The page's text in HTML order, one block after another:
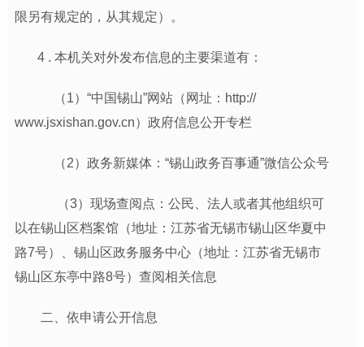
限另有规定的，从其规定）。
4 . 本机关对外发布信息的主要渠道有：
（1） “中国锡山”网站（网址：http://
www.jsxishan.gov.cn）政府信息公开专栏
（2）政务新媒体：“锡山政务百事通”微信公众号
（3）现场查阅点：公民、法人或者其他组织可
以在锡山区档案馆（地址：江苏省无锡市锡山区华夏中
路7号）、锡山区政务服务中心（地址：江苏省无锡市
锡山区东亭中路8号）查阅相关信息
二、依申请公开信息